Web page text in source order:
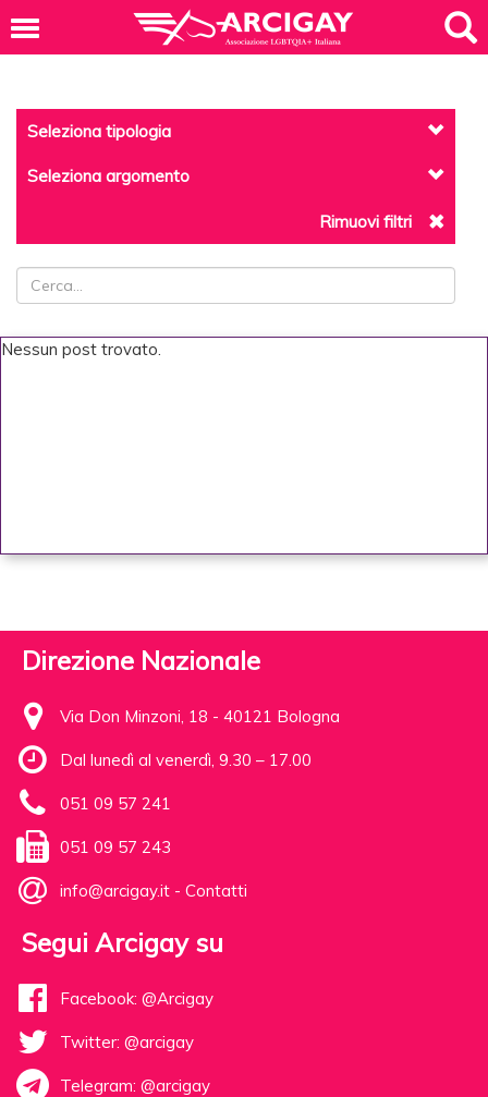
Seleziona tipologia
Seleziona argomento
Rimuovi filtri
Nessun post trovato.
Direzione Nazionale
Via Don Minzoni, 18 - 40121 Bologna
Dal lunedì al venerdì, 9.30 – 17.00
051 09 57 241
051 09 57 243
info@arcigay.it - Contatti
Segui Arcigay su
Facebook: @Arcigay
Twitter: @arcigay
Telegram: @arcigay